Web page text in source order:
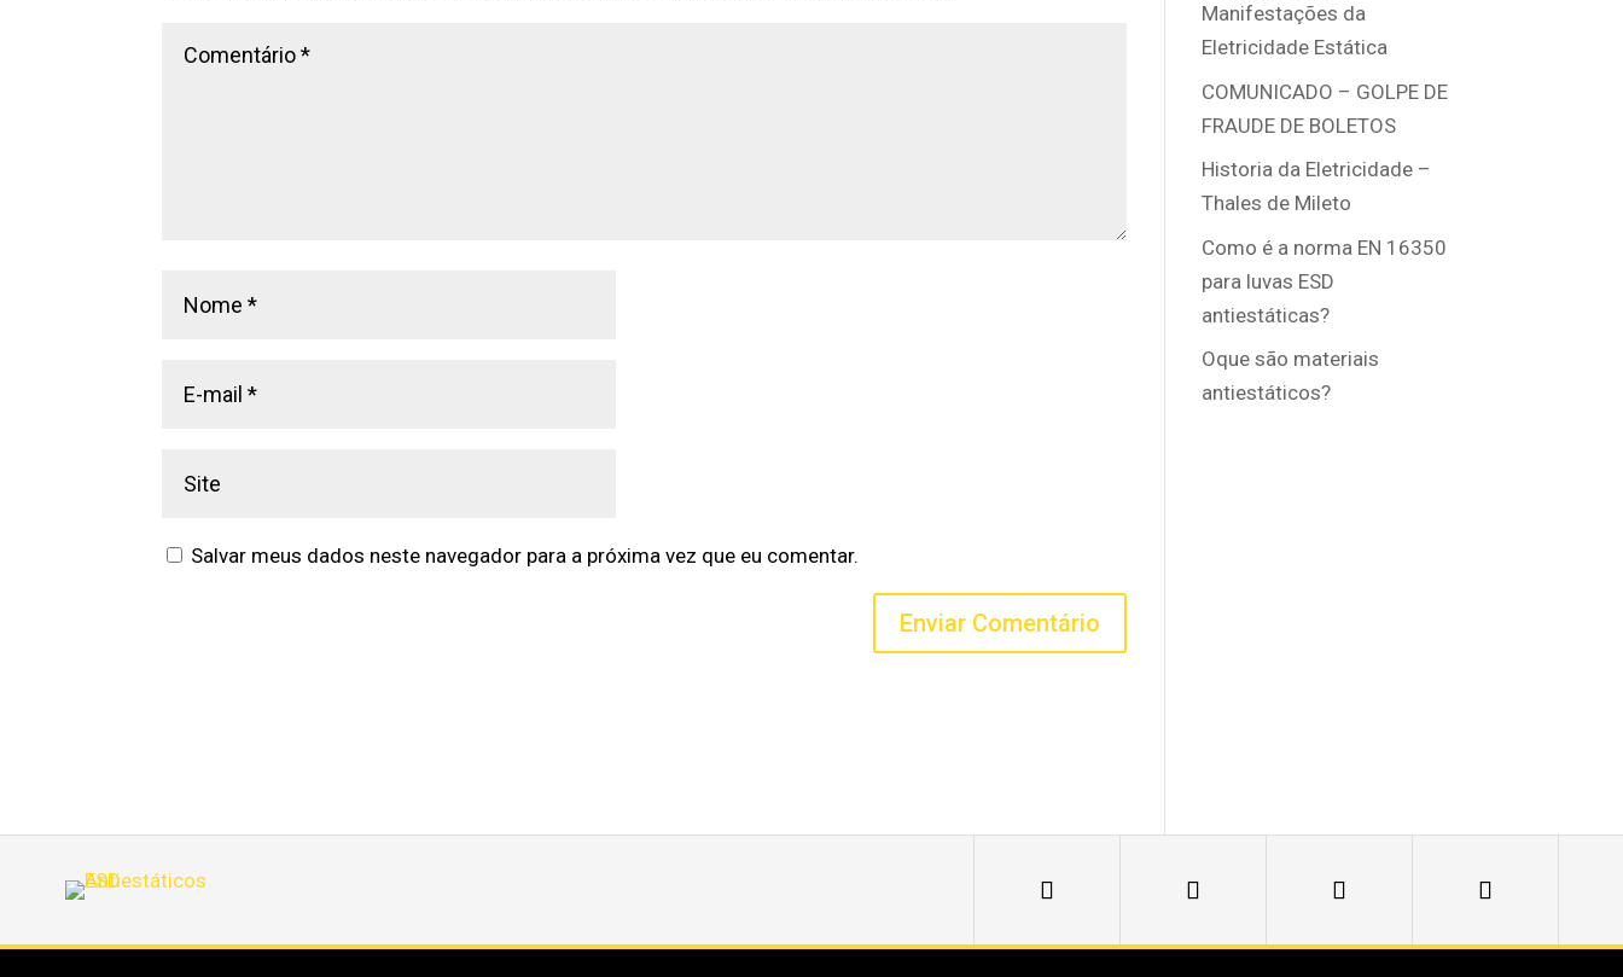
Salvar meus dados neste navegador para a próxima vez que eu comentar.
Manifestações da
Eletricidade Estática
COMUNICADO – GOLPE DE
FRAUDE DE BOLETOS
Historia da Eletricidade –
Thales de Mileto
Como é a norma EN 16350
para luvas ESD
antiestáticas?
Oque são materiais
antiestáticos?